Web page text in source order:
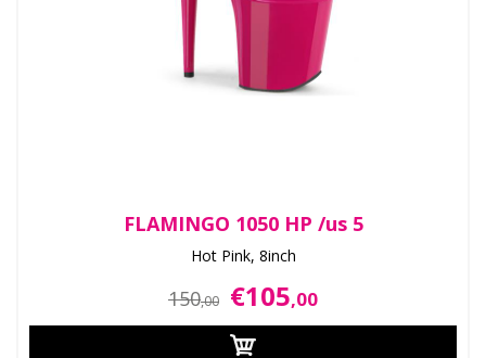
FLAMINGO 1050 HP /us 5
Hot Pink, 8inch
150,00 €105,00